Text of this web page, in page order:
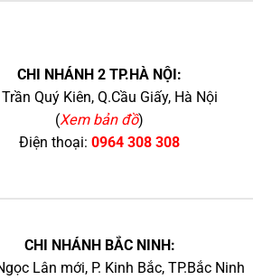
CHI NHÁNH 2 TP.HÀ NỘI:
Quý Kiên, Q.Cầu Giấy, Hà Nội
(Xem bản đồ)
Điện thoại: 0964 308 308
CHI NHÁNH BẮC NINH:
Lân mới, P. Kinh Bắc, TP.Bắc Ninh